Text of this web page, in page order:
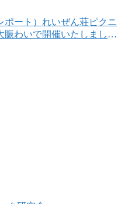
ポート）れいぜん荘ピクニ
賑わいで開催いたしまし